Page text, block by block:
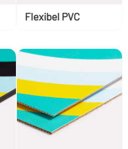
Flexibel PVC